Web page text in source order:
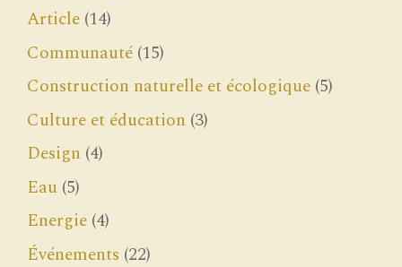
Article (14)
Communauté (15)
Construction naturelle et écologique (5)
Culture et éducation (3)
Design (4)
Eau (5)
Energie (4)
Événements (22)